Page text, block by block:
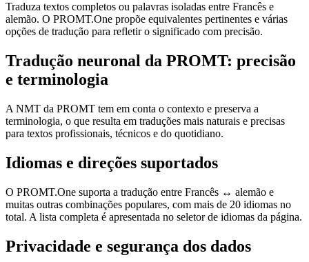
Traduza textos completos ou palavras isoladas entre Francês e
alemão. O PROMT.One propõe equivalentes pertinentes e várias
opções de tradução para refletir o significado com precisão.
Tradução neuronal da PROMT: precisão
e terminologia
A NMT da PROMT tem em conta o contexto e preserva a
terminologia, o que resulta em traduções mais naturais e precisas
para textos profissionais, técnicos e do quotidiano.
Idiomas e direções suportados
O PROMT.One suporta a tradução entre Francês ↔ alemão e
muitas outras combinações populares, com mais de 20 idiomas no
total. A lista completa é apresentada no seletor de idiomas da página.
Privacidade e segurança dos dados